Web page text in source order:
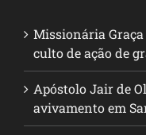
Missionária Graça
culto de ação de
Apóstolo Jair de
avivamento em